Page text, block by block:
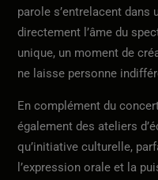
parole s’entrelacent
directement l’âme du
unique, un moment de
ne laisse personne
En complément du
également des ateliers
qu’initiative culturelle,
l’expression orale et la